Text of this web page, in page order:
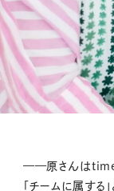
——原さんは
「チームに属する